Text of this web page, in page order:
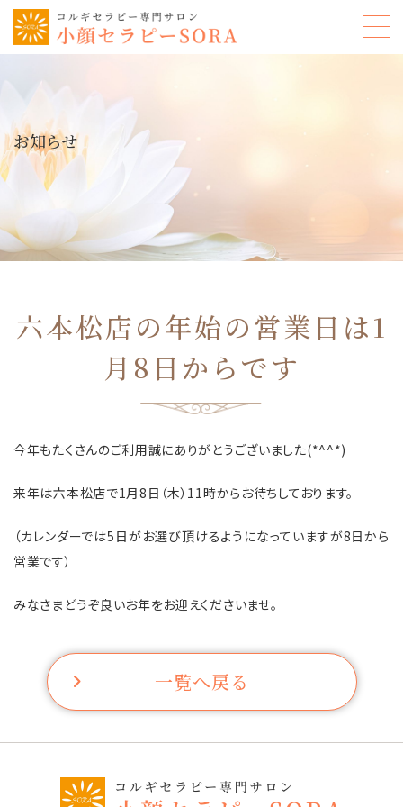
お知らせ
六本松店の年始の営業日は1
月8日からです
今年もたくさんのご利用誠にありがとうございました(*^^*)
来年は六本松店で1月8日（木）11時からお待ちしております。
（カレンダーでは5日がお選び頂けるようになっていますが8日から
営業です）
みなさまどうぞ良いお年をお迎えくださいませ。
一覧へ戻る